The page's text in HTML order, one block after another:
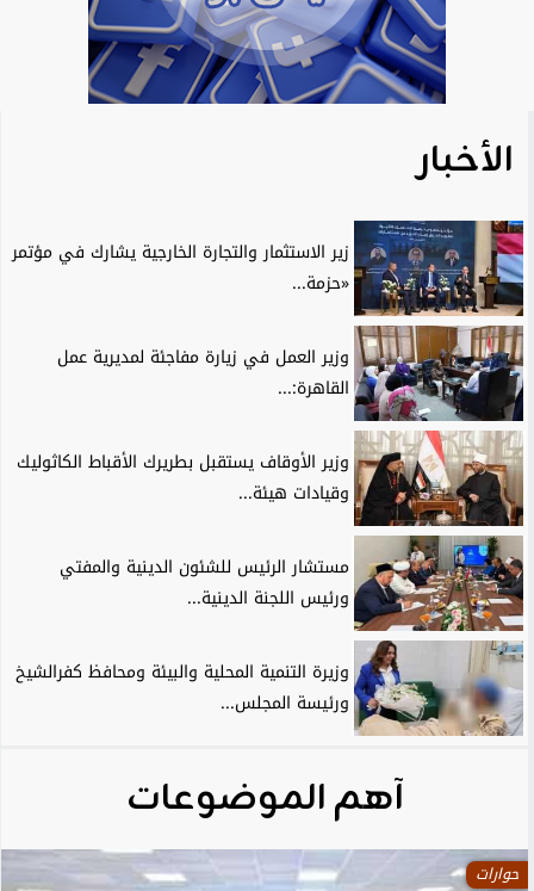
الأخبار
زير الاستثمار والتجارة الخارجية يشارك في مؤتمر
«حزمة...
وزير العمل في زيارة مفاجئة لمديرية عمل
القاهرة:...
وزير الأوقاف يستقبل بطريرك الأقباط الكاثوليك
وقيادات هيئة...
مستشار الرئيس للشئون الدينية والمفتي
ورئيس اللجنة الدينية...
وزيرة التنمية المحلية والبيئة ومحافظ كفرالشيخ
ورئيسة المجلس...
آهم الموضوعات
حوارات